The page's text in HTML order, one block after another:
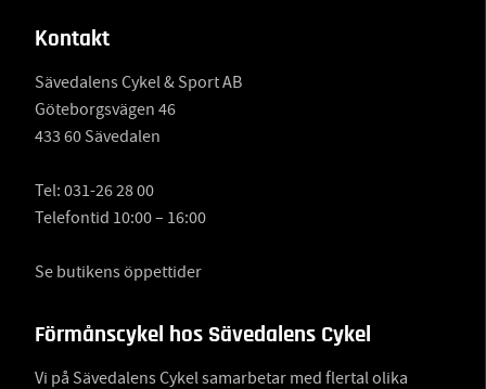
Kontakt
Sävedalens Cykel & Sport AB
Göteborgsvägen 46
433 60 Sävedalen
Tel: 031-26 28 00
Telefontid 10:00 – 16:00
Se butikens öppettider
Förmånscykel hos Sävedalens Cykel
Vi på Sävedalens Cykel samarbetar med flertal olika